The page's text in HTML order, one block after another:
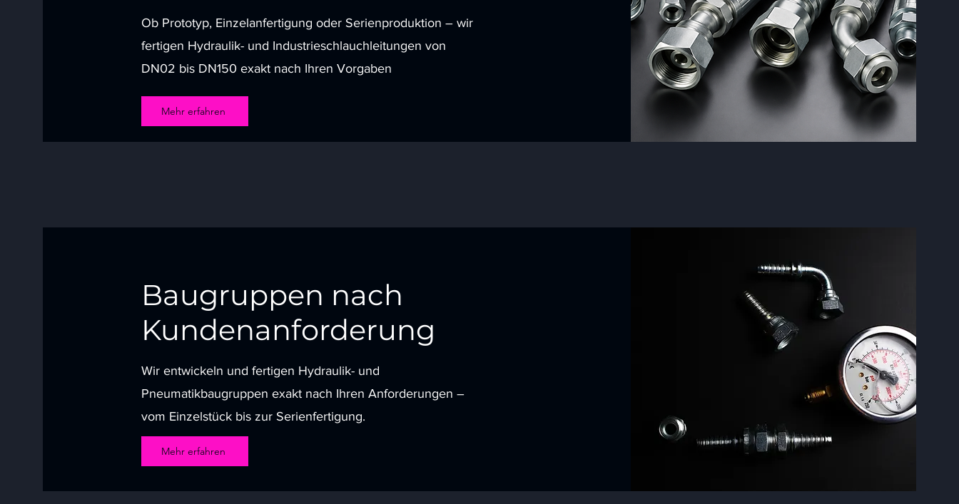
Ob Prototyp, Einzelanfertigung oder Serienproduktion – wir
fertigen Hydraulik- und Industrieschlauchleitungen von
DN02 bis DN150 exakt nach Ihren Vorgaben
Mehr erfahren
Baugruppen nach
Kundenanforderung
Wir entwickeln und fertigen Hydraulik- und
Pneumatikbaugruppen exakt nach Ihren Anforderungen –
vom Einzelstück bis zur Serienfertigung.
Mehr erfahren